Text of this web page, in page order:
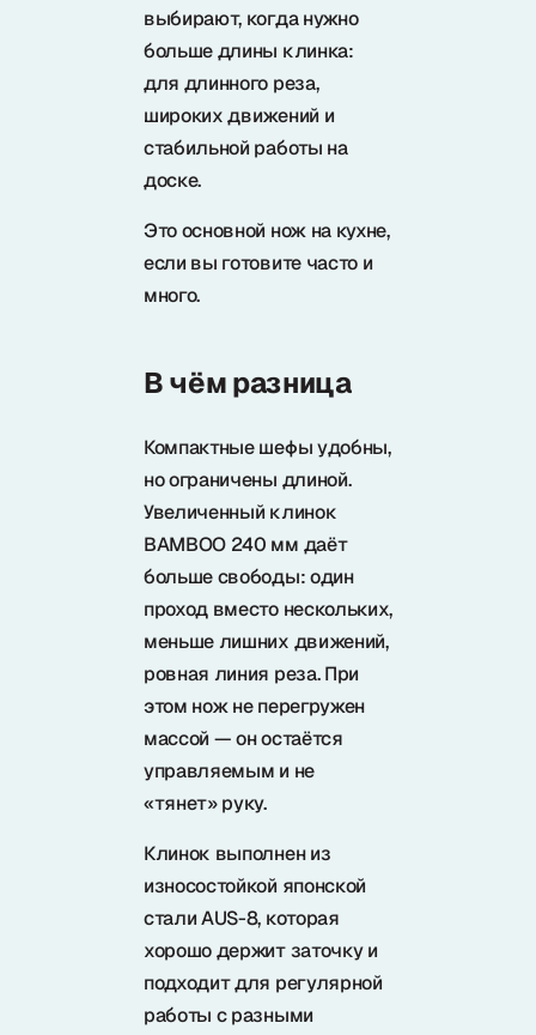
выбирают, когда нужно
больше длины клинка:
для длинного реза,
широких движений и
стабильной работы на
доске.
Это основной нож на кухне,
если вы готовите часто и
много.
В чём разница
Компактные шефы удобны,
но ограничены длиной.
Увеличенный клинок
BAMBOO 240 мм даёт
больше свободы: один
проход вместо нескольких,
меньше лишних движений,
ровная линия реза. При
этом нож не перегружен
массой — он остаётся
управляемым и не
«тянет» руку.
Клинок выполнен из
износостойкой японской
стали AUS-8, которая
хорошо держит заточку и
подходит для регулярной
работы с разными